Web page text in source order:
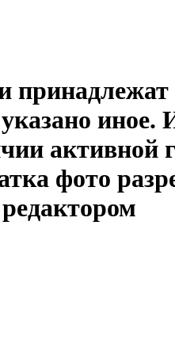
иное.
активной
фото